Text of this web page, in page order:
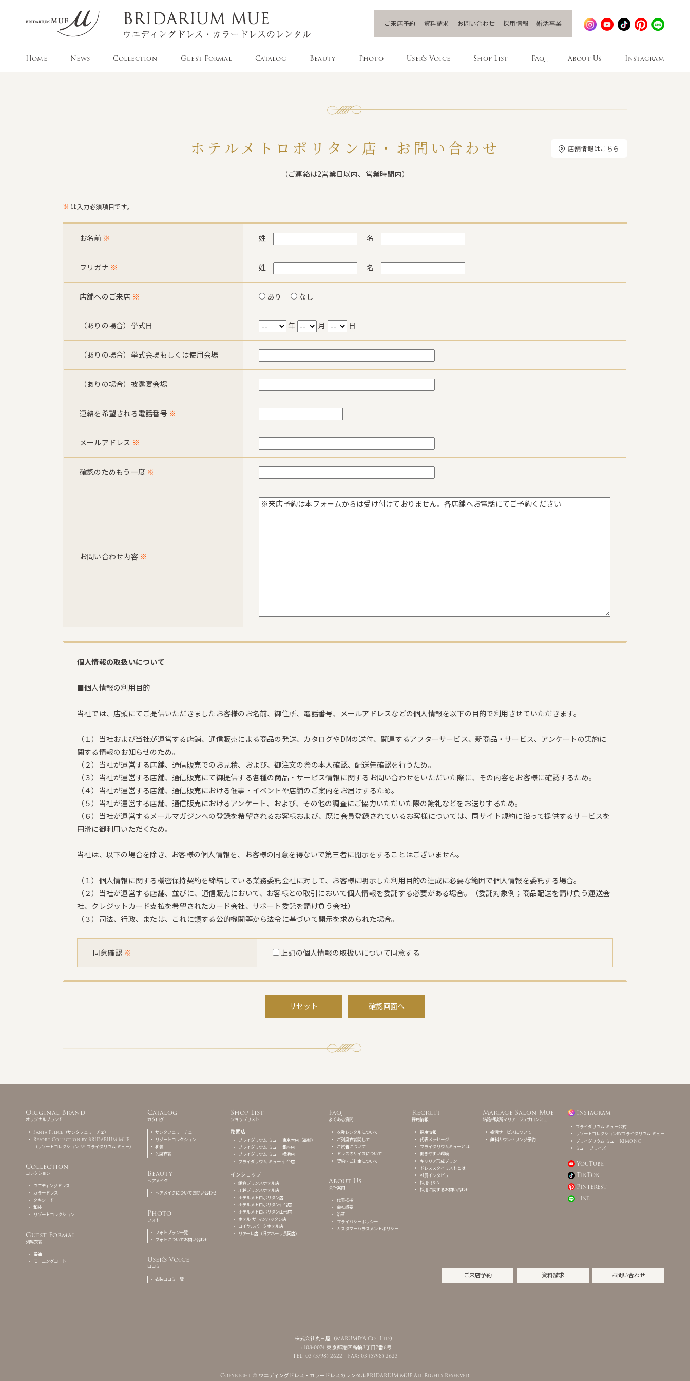
Home News Collection Guest Formal Catalog Beauty Photo User's Voice Shop List Faq About Us Instagram
ご来店予約 資料請求 お問い合わせ 採用情報 婚活事業
ホテルメトロポリタン店・お問い合わせ 店舗情報はこちら
（ご連絡は2営業日以内、営業時間内）
※ は入力必須項目です。
お名前 ※ 姓 名
フリガナ ※ 姓 名
店舗へのご来店 ※ あり なし
（ありの場合）挙式日 年 月 日
（ありの場合）挙式会場もしくは使用会場
（ありの場合）披露宴会場
連絡を希望される電話番号 ※
メールアドレス ※
確認のためもう一度 ※
お問い合わせ内容 ※
※来店予約は本フォームからは受け付けておりません。各店舗へお電話にてご予約ください
個人情報の取扱いについて
■個人情報の利用目的
当社では、店頭にてご提供いただきましたお客様のお名前、御住所、電話番号、メールアドレスなどの個人情報を以下の目的で利用させていただきます。
（１）当社および当社が運営する店舗、通信販売による商品の発送、カタログやDMの送付、関連するアフターサービス、新商品・サービス、アンケートの実施に
関する情報のお知らせのため。
（２）当社が運営する店舗、通信販売でのお見積、および、御注文の際の本人確認、配送先確認を行うため。
（３）当社が運営する店舗、通信販売にて御提供する各種の商品・サービス情報に関するお問い合わせをいただいた際に、その内容をお客様に確認するため。
（４）当社が運営する店舗、通信販売における催事・イベントや店舗のご案内をお届けするため。
（５）当社が運営する店舗、通信販売におけるアンケート、および、その他の調査にご協力いただいた際の謝礼などをお送りするため。
（６）当社が運営するメールマガジンへの登録を希望されるお客様および、既に会員登録されているお客様については、同サイト規約に沿って提供するサービスを
円滑に御利用いただくため。
当社は、以下の場合を除き、お客様の個人情報を、お客様の同意を得ないで第三者に開示をすることはございません。
（１）個人情報に関する機密保持契約を締結している業務委託会社に対して、お客様に明示した利用目的の達成に必要な範囲で個人情報を委託する場合。
（２）当社が運営する店舗、並びに、通信販売において、お客様との取引において個人情報を委託する必要がある場合。（委託対象例；商品配送を請け負う運送会
社、クレジットカード支払を希望されたカード会社、サポート委託を請け負う会社）
（３）司法、行政、または、これに類する公的機関等から法令に基づいて開示を求められた場合。
同意確認 ※ 上記の個人情報の取扱いについて同意する
リセット 確認画面へ
Original Brand
オリジナルブランド
Santa Felice（サンタフェリーチェ）
Resort Collection by BRIDARIUM MUE
（リゾートコレクション by ブライダリウム ミュー）
Collection
コレクション
ウエディングドレス
カラードレス
タキシード
和装
リゾートコレクション
Guest Formal
列席衣裳
留袖
モーニングコート
Catalog
カタログ
サンタフェリーチェ
リゾートコレクション
和装
列席衣裳
Beauty
ヘアメイク
ヘアメイクについてお問い合わせ
Photo
フォト
フォトプラン一覧
フォトについてお問い合わせ
User's Voice
口コミ
衣装口コミ一覧
Shop List
ショップリスト
路面店
ブライダリウム ミュー 東京本店（高輪）
ブライダリウム ミュー 銀座店
ブライダリウム ミュー 横浜店
ブライダリウム ミュー 仙台店
インショップ
鎌倉プリンスホテル店
川越プリンスホテル店
ホテルメトロポリタン店
ホテルメトロポリタン仙台店
ホテルメトロポリタン山形店
ホテル ザ マンハッタン店
ロイヤルパークホテル店
リアーレ店（旧アネーリ長岡店）
Faq
よくある質問
衣裳レンタルについて
ご列席衣裳関して
ご試着について
ドレスのサイズについて
契約・ご料金について
About Us
会社案内
代表挨拶
会社概要
沿革
プライバシーポリシー
カスタマーハラスメントポリシー
Recruit
採用情報
採用情報
代表メッセージ
ブライダリウムミューとは
働きやすい環境
キャリア形成プラン
ドレススタイリストとは
社員インタビュー
採用Q＆A
採用に関するお問い合わせ
Mariage Salon Mue
結婚相談所マリアージュサロンミュー
婚活サービスについて
無料カウンセリング予約
Instagram
ブライダリウム ミュー公式
リゾートコレクションbyブライダリウム ミュー
ブライダリウム ミュー KIMONO
ミュー ブライズ
YouTube
TikTok
Pinterest
Line
ご来店予約 資料請求 お問い合わせ
株式会社丸三屋（MARUMIYA Co., Ltd.）
〒108-0074 東京都港区高輪3丁目7番6号
TEL: 03 (5798) 2622 FAX: 03 (5798) 2623
Copyright © ウエディングドレス・カラードレスのレンタルBRIDARIUM MUE All Rights Reserved.